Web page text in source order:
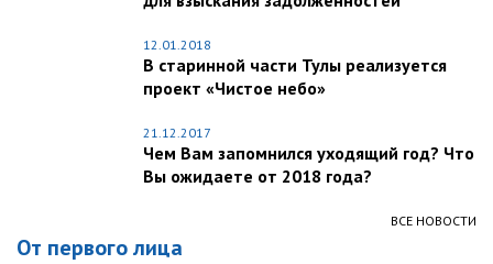
12.01.2018
В старинной части Тулы реализуется
проект «Чистое небо»
21.12.2017
Чем Вам запомнился уходящий год? Что
Вы ожидаете от 2018 года?
ВСЕ НОВОСТИ
От первого лица